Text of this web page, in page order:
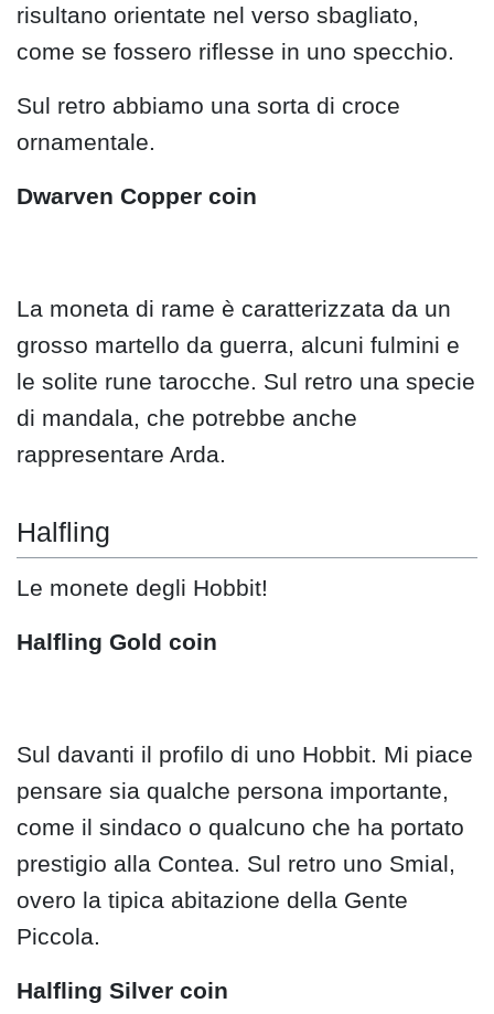
risultano orientate nel verso sbagliato,
come se fossero riflesse in uno specchio.
Sul retro abbiamo una sorta di croce
ornamentale.
Dwarven Copper coin
La moneta di rame è caratterizzata da un
grosso martello da guerra, alcuni fulmini e
le solite rune tarocche. Sul retro una specie
di mandala, che potrebbe anche
rappresentare Arda.
Halfling
Le monete degli Hobbit!
Halfling Gold coin
Sul davanti il profilo di uno Hobbit. Mi piace
pensare sia qualche persona importante,
come il sindaco o qualcuno che ha portato
prestigio alla Contea. Sul retro uno Smial,
overo la tipica abitazione della Gente
Piccola.
Halfling Silver coin